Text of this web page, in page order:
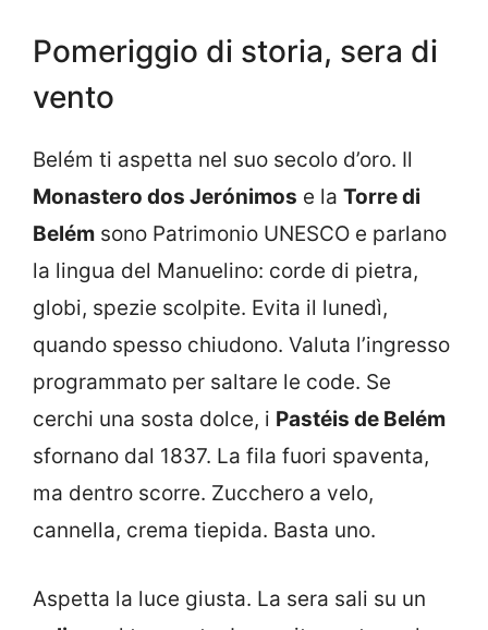
Pomeriggio di storia, sera di
vento
Belém ti aspetta nel suo secolo d’oro. Il
Monastero dos Jerónimos e la Torre di
Belém sono Patrimonio UNESCO e parlano
la lingua del Manuelino: corde di pietra,
globi, spezie scolpite. Evita il lunedì,
quando spesso chiudono. Valuta l’ingresso
programmato per saltare le code. Se
cerchi una sosta dolce, i Pastéis de Belém
sfornano dal 1837. La fila fuori spaventa,
ma dentro scorre. Zucchero a velo,
cannella, crema tiepida. Basta uno.
Aspetta la luce giusta. La sera sali su un